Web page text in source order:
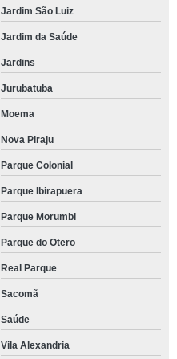
Jardim São Luiz
Jardim da Saúde
Jardins
Jurubatuba
Moema
Nova Piraju
Parque Colonial
Parque Ibirapuera
Parque Morumbi
Parque do Otero
Real Parque
Sacomã
Saúde
Vila Alexandria